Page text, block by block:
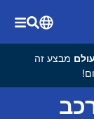
מבצע זה